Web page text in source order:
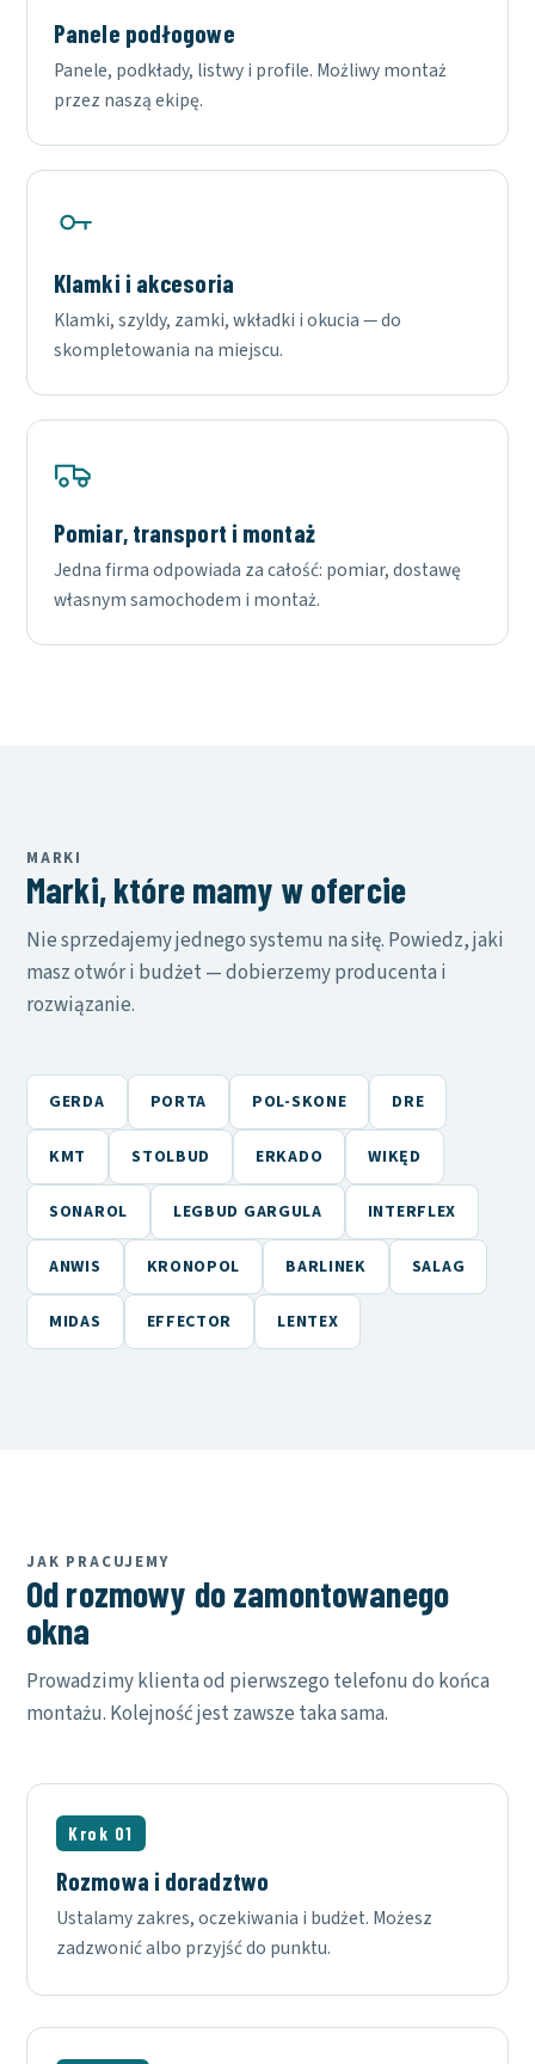
Panele podłogowe
Panele, podkłady, listwy i profile. Możliwy montaż
przez naszą ekipę.
Klamki i akcesoria
Klamki, szyldy, zamki, wkładki i okucia — do
skompletowania na miejscu.
Pomiar, transport i montaż
Jedna firma odpowiada za całość: pomiar, dostawę
własnym samochodem i montaż.
MARKI
Marki, które mamy w ofercie
Nie sprzedajemy jednego systemu na siłę. Powiedz, jaki
masz otwór i budżet — dobierzemy producenta i
rozwiązanie.
GERDA PORTA POL-SKONE DRE
KMT STOLBUD ERKADO WIKĘD
SONAROL LEGBUD GARGULA INTERFLEX
ANWIS KRONOPOL BARLINEK SALAG
MIDAS EFFECTOR LENTEX
JAK PRACUJEMY
Od rozmowy do zamontowanego
okna
Prowadzimy klienta od pierwszego telefonu do końca
montażu. Kolejność jest zawsze taka sama.
Krok 01
Rozmowa i doradztwo
Ustalamy zakres, oczekiwania i budżet. Możesz
zadzwonić albo przyjść do punktu.